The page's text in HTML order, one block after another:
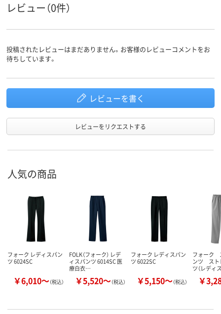
レビュー（0件）
投稿されたレビューはまだありません。お客様のレビューコメントをお
待ちしています。
レビューを書く
レビューをリクエストする
人気の商品
フォーク レディスパン
ツ 6024SC
￥6,010～（税込）
FOLK（フォーク） レデ
ィスパンツ 6014SC 医
療白衣…
￥5,520～（税込）
フォーク レディスパン
ツ 6022SC
￥5,150～（税込）
フォーク
ンツ スト
ツ（レデ
￥